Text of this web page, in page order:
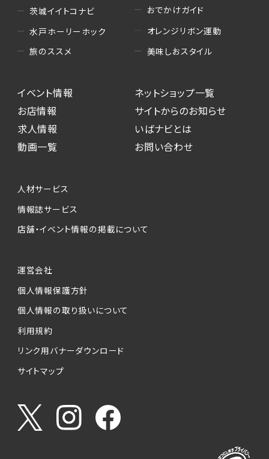
茨城イイトコナビ
水戸ホーリーホック
旅のススメ
おでかけガイド
オレンジリボン運動
美味しおスタイル
イベント情報
お店情報
求人情報
動画一覧
ネットショップ一覧
サイトからのお知らせ
いばナビとは
お問い合わせ
人材サービス
情報誌サービス
店舗・イベント情報の掲載について
運営会社
個人情報保護方針
個人情報の取り扱いについて
利用規約
リンク用バナーダウンロード
サイトマップ